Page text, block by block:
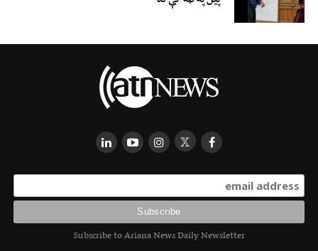
Subscribe to Ariana News Daily Newsletter